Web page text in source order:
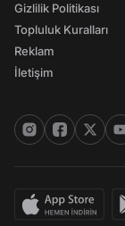
Gizlilik Politikası
Topluluk Kuralları
Reklam
İletişim